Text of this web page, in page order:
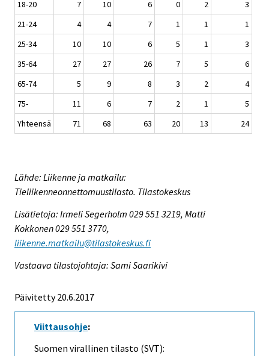
18-20
7 10 6 0 2
3
21-24
4 4 7 1 1
1
25-34
10 10 6 5 1
3
35-64
27 27 26 7 5
6
65-74
5 9 8 3 2
4
75-
11 6 7 2 1
5
Yhteensä
71 68 63 20 13 24
Lähde: Liikenne ja matkailu:
Tieliikenneonnettomuustilasto. Tilastokeskus
Lisätietoja: Irmeli Segerholm 029 551 3219, Matti
Kokkonen 029 551 3770,
liikenne.matkailu@tilastokeskus.fi
Vastaava tilastojohtaja: Sami Saarikivi
Päivitetty 20.6.2017
Viittausohje:
Suomen virallinen tilasto (SVT):